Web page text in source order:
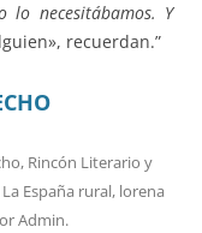
lo necesitábamos. Y
recuerdan.”
, Rincón Literario y
La España rural, lorena
Admin.